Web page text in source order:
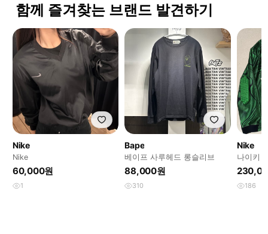
함께 즐겨찾는 브랜드 발견하기
Nike
Nike
60,000원
1
Bape
베이프 사루헤드 롱슬리브
88,000원
310
Nike
나이키
린트 져
186